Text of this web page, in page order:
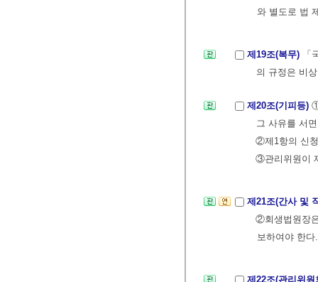
와 별도로 법
제19조(복무)
의 규정은 비
제20조(기피등)
그 사유를 서
②제1항의 신
③관리위원이
제21조(간사 및
②회생법원장
보하여야 한
제22조(관리위